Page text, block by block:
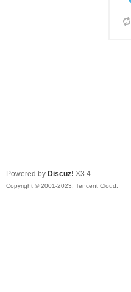
Powered by Discuz! X3.4
Copyright © 2001-2023, Tencent Cloud.